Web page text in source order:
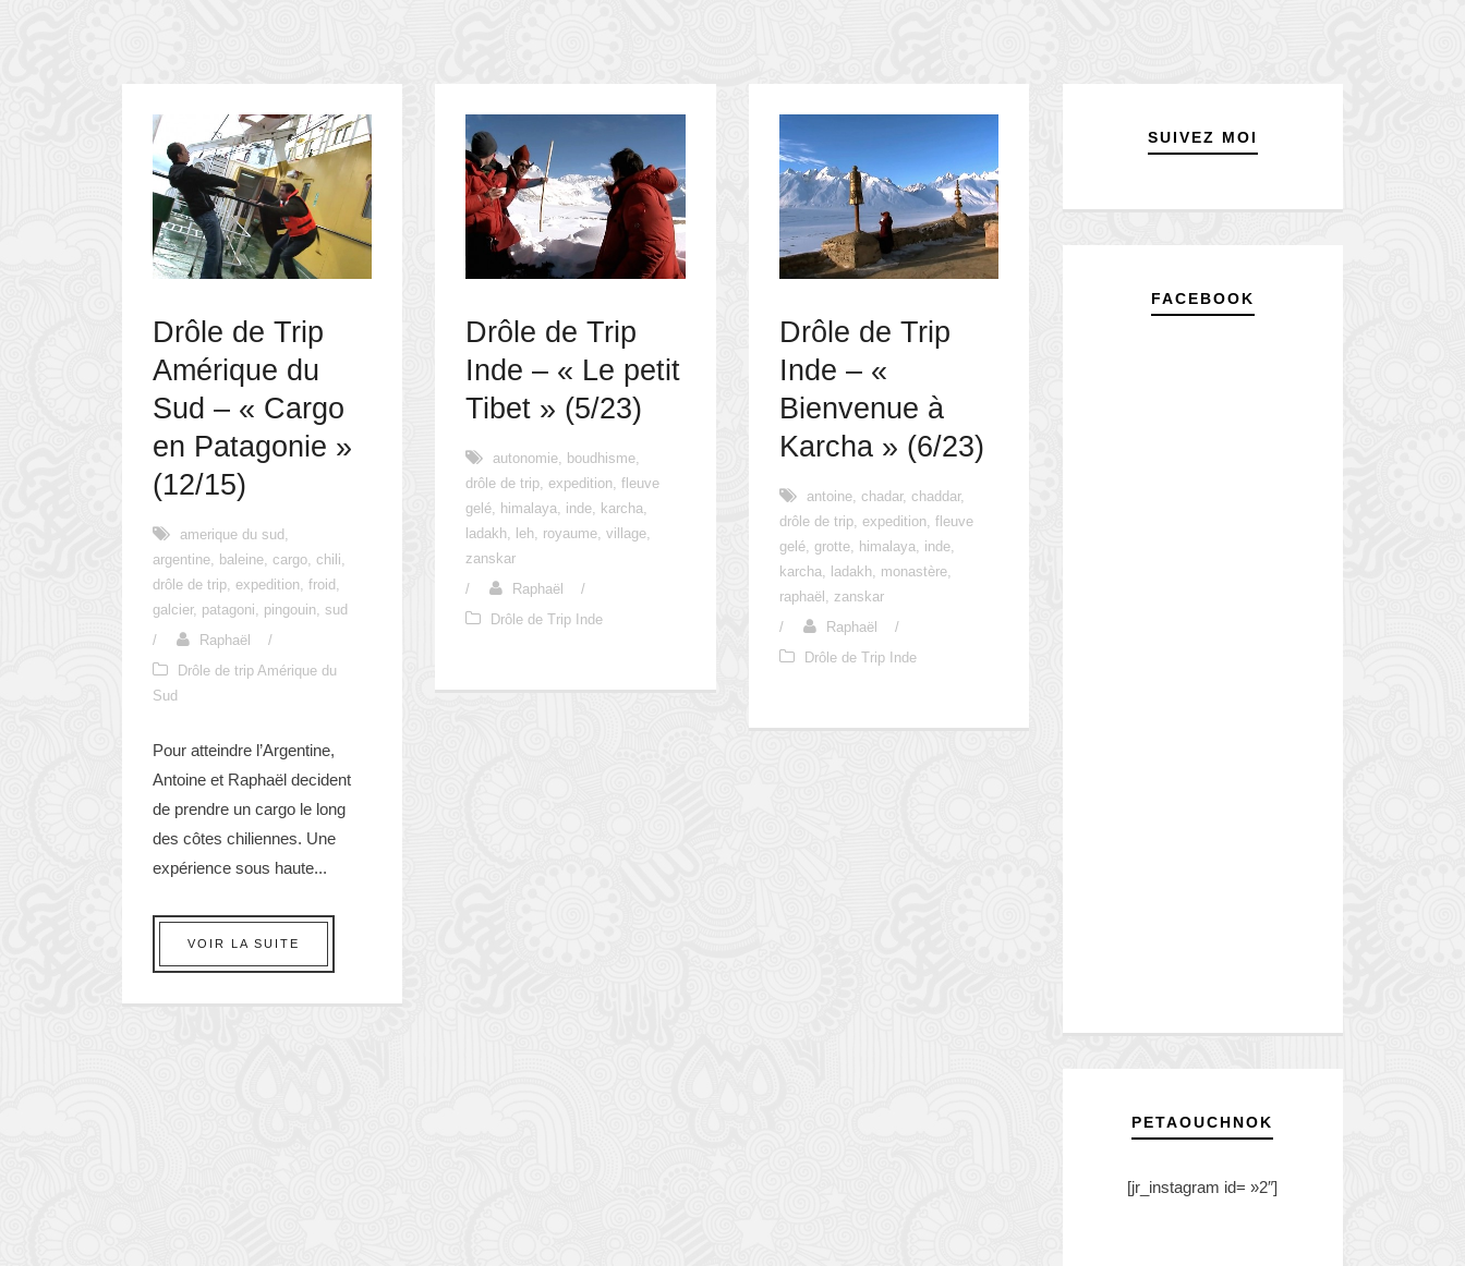
Drôle de Trip
Amérique du
Sud – « Cargo
en Patagonie »
(12/15)
amerique du sud
argentine
baleine cargo chili
drôle de trip expedition froid
galcier, patagoni pingouin sud
/
Raphaël
/
Drôle de trip Amérique du
Sud
Pour atteindre l’Argentine,
Antoine et Raphaël decident
de prendre un cargo le long
des côtes chiliennes. Une
expérience sous haute...
VOIR LA SUITE
Drôle de Trip
Inde – « Le petit
Tibet » (5/23)
autonomie boudhisme
drôle de trip expedition fleuve
gelé
himalaya inde karcha
ladakh
leh royaume village
zanskar
/
Raphaël
/
Drôle de Trip Inde
Drôle de Trip
Inde – «
Bienvenue à
Karcha » (6/23)
antoine, chadar, chaddar,
drôle de trip, expedition, fleuve
gelé, grotte, himalaya inde,
karcha
ladakh, monastère,
raphaël
zanskar
/
Raphaël
/
Drôle de Trip Inde
SUIVEZ MOI
FACEBOOK
PETAOUCHNOK
[jr_instagram id= »2″]